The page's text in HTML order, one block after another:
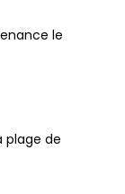
le
plage de